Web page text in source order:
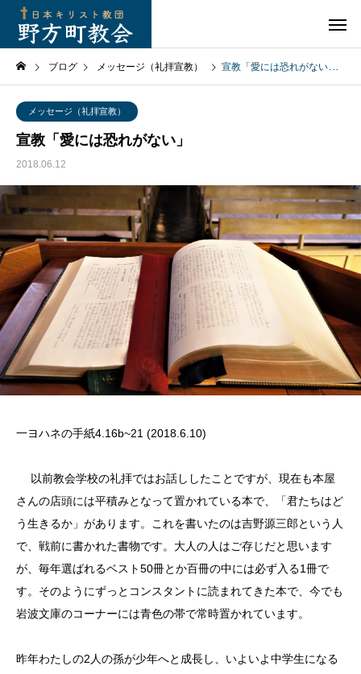
ブログ メッセージ（礼拝宣教） 宣教「愛には恐れがない」
メッセージ（礼拝宣教）
宣教「愛には恐れがない」
2018.06.12
一ヨハネの手紙4.16b~21 (2018.6.10)
以前教会学校の礼拝ではお話ししたことですが、現在も本屋
さんの店頭には平積みとなって置かれている本で、「君たちはど
う生きるか」があります。これを書いたのは吉野源三郎という人
で、戦前に書かれた書物です。大人の人はご存じだと思います
が、毎年選ばれるベスト50冊とか百冊の中には必ず入る1冊で
す。そのようにずっとコンスタントに読まれてきた本で、今でも
岩波文庫のコーナーには青色の帯で常時置かれています。
昨年わたしの2 人の孫が少年へと成長し、いよいよ中学生になる